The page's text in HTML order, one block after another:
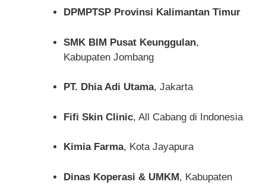
DPMPTSP Provinsi Kalimantan Timur
SMK BIM Pusat Keunggulan,
Kabupaten Jombang
PT. Dhia Adi Utama, Jakarta
Fifi Skin Clinic, All Cabang di Indonesia
Kimia Farma, Kota Jayapura
Dinas Koperasi & UMKM, Kabupaten